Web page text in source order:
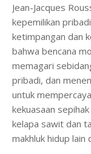
Jean-Jacques
kepemilikan
ketimpangan dan
bahwa bencana
memagari
pribadi, dan
untuk
kekuasaan
kelapa sawit dan
makhluk hidup lain